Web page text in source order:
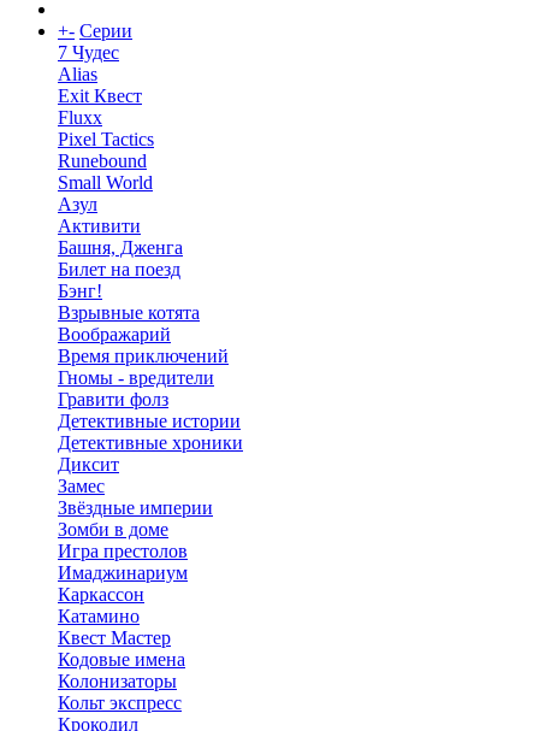
+- Серии
7 Чудес
Alias
Exit Квест
Fluxx
Pixel Tactics
Runebound
Small World
Азул
Активити
Башня, Дженга
Билет на поезд
Бэнг!
Взрывные котята
Воображарий
Время приключений
Гномы - вредители
Гравити фолз
Детективные истории
Детективные хроники
Диксит
Замес
Звёздные империи
Зомби в доме
Игра престолов
Имаджинариум
Каркассон
Катамино
Квест Мастер
Кодовые имена
Колонизаторы
Кольт экспресс
Крокодил